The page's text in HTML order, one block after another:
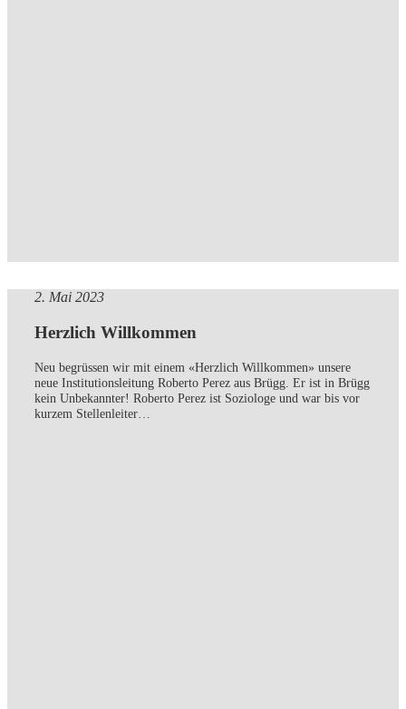
2. Mai 2023
Herzlich Willkommen
Neu begrüssen wir mit einem «Herzlich Willkommen» unsere
neue Institutionsleitung Roberto Perez aus Brügg. Er ist in Brügg
kein Unbekannter! Roberto Perez ist Soziologe und war bis vor
kurzem Stellenleiter…